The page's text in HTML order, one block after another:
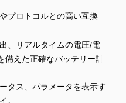
プロトコルとの高い互換
、リアルタイムの電圧/電
備えた正確なバッテリー計
タス、パラメータを表示す
。